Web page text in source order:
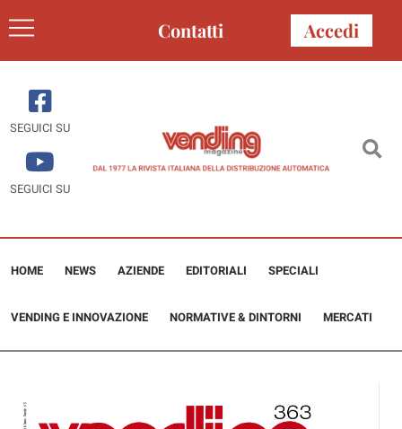
Contatti Accedi
SEGUICI SU
SEGUICI SU
HOME NEWS AZIENDE EDITORIALI SPECIALI
VENDING E INNOVAZIONE NORMATIVE & DINTORNI MERCATI